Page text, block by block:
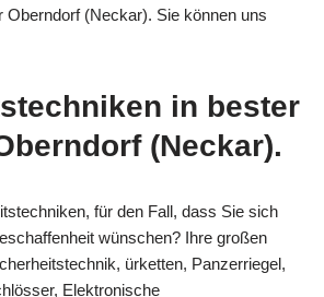
Oberndorf (Neckar). Sie können uns
in bester
(Neckar).
für den Fall, dass Sie sich
wünschen? Ihre großen
ürketten, Panzerriegel,
Elektronische